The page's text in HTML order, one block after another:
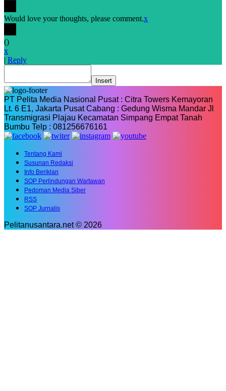
Would love your thoughts, please comment.x
()
x
| Reply
Insert
PT Pelita Media Nasional Pusat : Citra Towers Kemayoran
Lt. 6 E1, Jakarta Pusat Cabang : Gedung Wisma Mandar Jl
Transmigrasi Plajau Kecamatan Simpang Empat Tanah
Bumbu Telp : 081256676161
Tentang Kami
Susunan Redaksi
Info Beriklan
SOP Perlindungan Wartawan
Pedoman Media Siber
RSS
SOP Jurnalis
Pelitanusantara.net © 2026